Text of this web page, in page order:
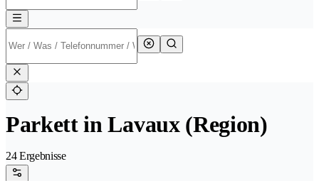
Parkett in Lavaux (Region)
24 Ergebnisse